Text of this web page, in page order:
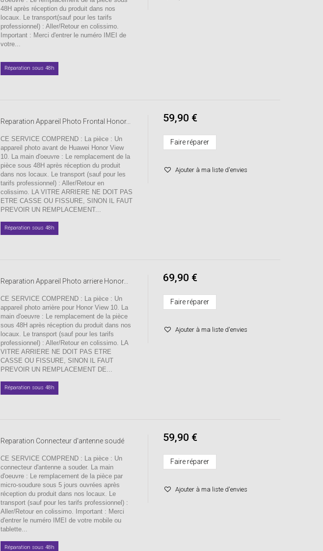
48H après réception du produit dans nos
locaux. Le transport(sauf pour les tarifs
professionnel) : Aller/Retour en colissimo.
Important : Merci d'entrer le numéro IMEI de
votre...
Réparation sous 48h
Reparation Appareil Photo Frontal Honor...
CE SERVICE COMPREND : La pièce : Un
appareil photo avant de Huawei Honor View
10. La main d'oeuvre : Le remplacement de la
pièce sous 48H après réception du produit
dans nos locaux. Le transport (sauf pour les
tarifs professionnel) : Aller/Retour en
colissimo. LA VITRE ARRIERE NE DOIT PAS
ETRE CASSE OU FISSURE, SINON IL FAUT
PREVOIR UN REMPLACEMENT...
Réparation sous 48h
59,90 €
Faire réparer
Ajouter à ma liste d'envies
Reparation Appareil Photo arriere Honor...
CE SERVICE COMPREND : La pièce : Un
appareil photo arrière pour Honor View 10. La
main d'oeuvre : Le remplacement de la pièce
sous 48H après réception du produit dans nos
locaux. Le transport (sauf pour les tarifs
professionnel) : Aller/Retour en colissimo. LA
VITRE ARRIERE NE DOIT PAS ETRE
CASSE OU FISSURE, SINON IL FAUT
PREVOIR UN REMPLACEMENT DE...
Réparation sous 48h
69,90 €
Faire réparer
Ajouter à ma liste d'envies
Reparation Connecteur d'antenne soudé
CE SERVICE COMPREND : La pièce : Un
connecteur d'antenne a souder. La main
d'oeuvre : Le remplacement de la pièce par
micro-soudure sous 5 jours ouvrées après
réception du produit dans nos locaux. Le
transport (sauf pour les tarifs professionnel) :
Aller/Retour en colissimo. Important : Merci
d'entrer le numéro IMEI de votre mobile ou
tablette...
Réparation sous 48h
59,90 €
Faire réparer
Ajouter à ma liste d'envies